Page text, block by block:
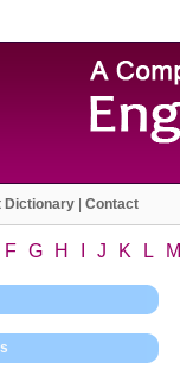
Dictionary| Contact
F G H J K L M